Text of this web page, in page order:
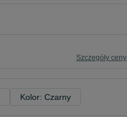
Szczegóły ceny
Kolor: Czarny